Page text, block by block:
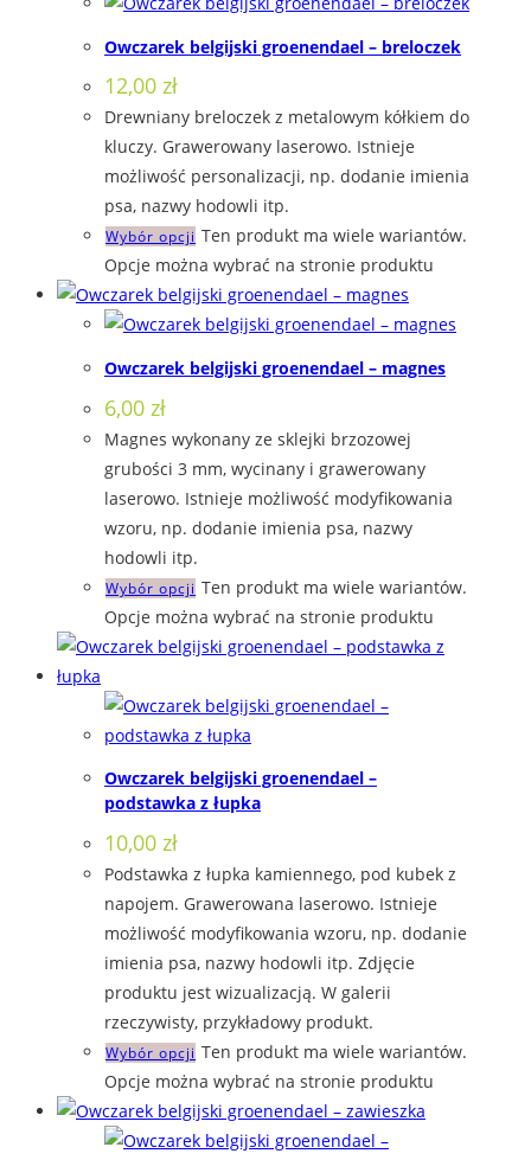
Owczarek belgijski groenendael – breloczek
12,00 zł
Drewniany breloczek z metalowym kółkiem do
kluczy. Grawerowany laserowo. Istnieje
możliwość personalizacji, np. dodanie imienia
psa, nazwy hodowli itp.
Wybór opcji Ten produkt ma wiele wariantów.
Opcje można wybrać na stronie produktu
Owczarek belgijski groenendael – magnes
6,00 zł
Magnes wykonany ze sklejki brzozowej
grubości 3 mm, wycinany i grawerowany
laserowo. Istnieje możliwość modyfikowania
wzoru, np. dodanie imienia psa, nazwy
hodowli itp.
Wybór opcji Ten produkt ma wiele wariantów.
Opcje można wybrać na stronie produktu
Owczarek belgijski groenendael –
podstawka z łupka
10,00 zł
Podstawka z łupka kamiennego, pod kubek z
napojem. Grawerowana laserowo. Istnieje
możliwość modyfikowania wzoru, np. dodanie
imienia psa, nazwy hodowli itp. Zdjęcie
produktu jest wizualizacją. W galerii
rzeczywisty, przykładowy produkt.
Wybór opcji Ten produkt ma wiele wariantów.
Opcje można wybrać na stronie produktu